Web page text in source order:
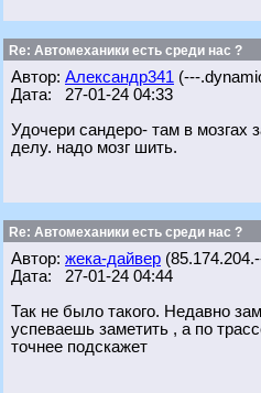
Re: Автомеханики есть среди нас ?
Автор: Александр341 (---
Дата: 27-01-24 04:33
Удочери сандеро- там в мозгах
делу. надо мозг шить.
Re: Автомеханики есть среди нас ?
Автор: жека-дайвер
Дата: 27-01-24 04:44
Так не было такого. Недавно
успеваешь заметить , а по
точнее подскажет